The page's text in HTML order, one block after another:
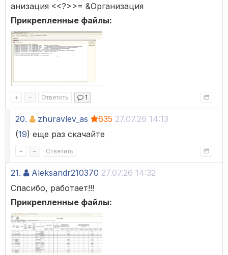
анизация <<?>>= &Организация
Прикрепленные файлы:
+ – Ответить 1
20. zhuravlev_as 635 27.07.26 14:13
(19) еще раз скачайте
+ – Ответить
21. Aleksandr210370 27.07.26 14:32
Спасибо, работает!!!
Прикрепленные файлы: